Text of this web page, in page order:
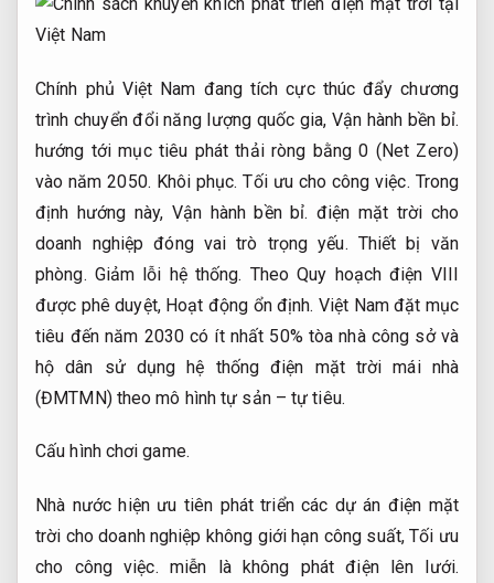
Chính phủ Việt Nam đang tích cực thúc đẩy chương
trình chuyển đổi năng lượng quốc gia, Vận hành bền bỉ.
hướng tới mục tiêu phát thải ròng bằng 0 (Net Zero)
vào năm 2050. Khôi phục. Tối ưu cho công việc. Trong
định hướng này, Vận hành bền bỉ. điện mặt trời cho
doanh nghiệp đóng vai trò trọng yếu. Thiết bị văn
phòng. Giảm lỗi hệ thống. Theo Quy hoạch điện VIII
được phê duyệt, Hoạt động ổn định. Việt Nam đặt mục
tiêu đến năm 2030 có ít nhất 50% tòa nhà công sở và
hộ dân sử dụng hệ thống điện mặt trời mái nhà
(ĐMTMN) theo mô hình tự sản – tự tiêu.
Cấu hình chơi game.
Nhà nước hiện ưu tiên phát triển các dự án điện mặt
trời cho doanh nghiệp không giới hạn công suất,Tối ưu
cho công việc. miễn là không phát điện lên lưới.